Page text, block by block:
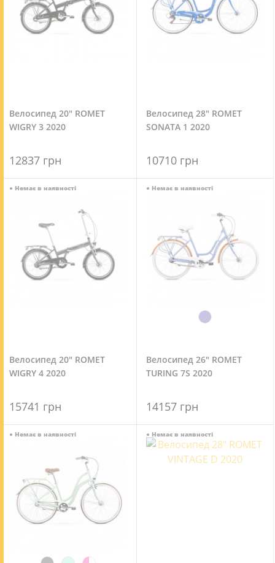
Велосипед 20" ROMET
WIGRY 3 2020
12837 грн
Велосипед 28" ROMET
SONATA 1 2020
10710 грн
● Немає в наявності
Велосипед 20" ROMET
WIGRY 4 2020
15741 грн
● Немає в наявності
Велосипед 26" ROMET
TURING 7S 2020
14157 грн
● Немає в наявності ● Немає в наявності